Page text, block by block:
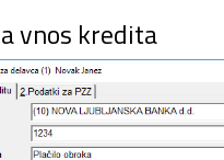
vnos kredita